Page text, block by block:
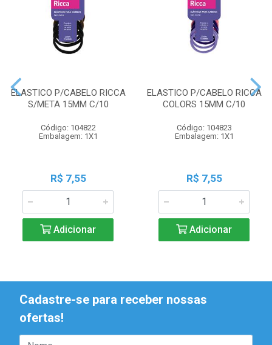
ELASTICO P/CABELO RICCA
S/META 15MM C/10
Código: 104822
Embalagem: 1X1
R$ 7,55
Adicionar
ELASTICO P/CABELO RICCA
COLORS 15MM C/10
Código: 104823
Embalagem: 1X1
R$ 7,55
Adicionar
Cadastre-se para receber nossas
ofertas!